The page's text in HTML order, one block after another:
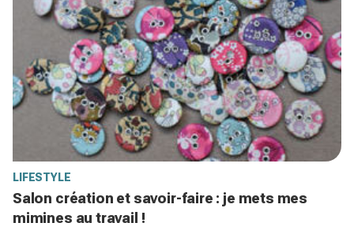
LIFESTYLE
Salon création et savoir-faire : je mets mes
mimines au travail !